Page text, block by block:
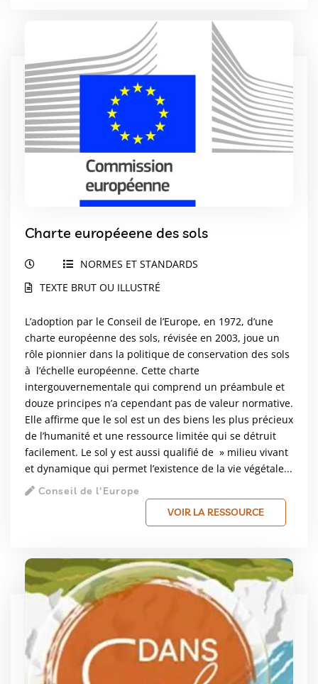
Charte européeene des sols
NORMES ET STANDARDS
TEXTE BRUT OU ILLUSTRÉ
L’adoption par le Conseil de l’Europe, en 1972, d’une
charte européenne des sols, révisée en 2003, joue un
rôle pionnier dans la politique de conservation des sols
à l’échelle européenne. Cette charte
intergouvernementale qui comprend un préambule et
douze principes n’a cependant pas de valeur normative.
Elle affirme que le sol est un des biens les plus précieux
de l’humanité et une ressource limitée qui se détruit
facilement. Le sol y est aussi qualifié de » milieu vivant
et dynamique qui permet l’existence de la vie végétale...
Conseil de l'Europe
VOIR LA RESSOURCE